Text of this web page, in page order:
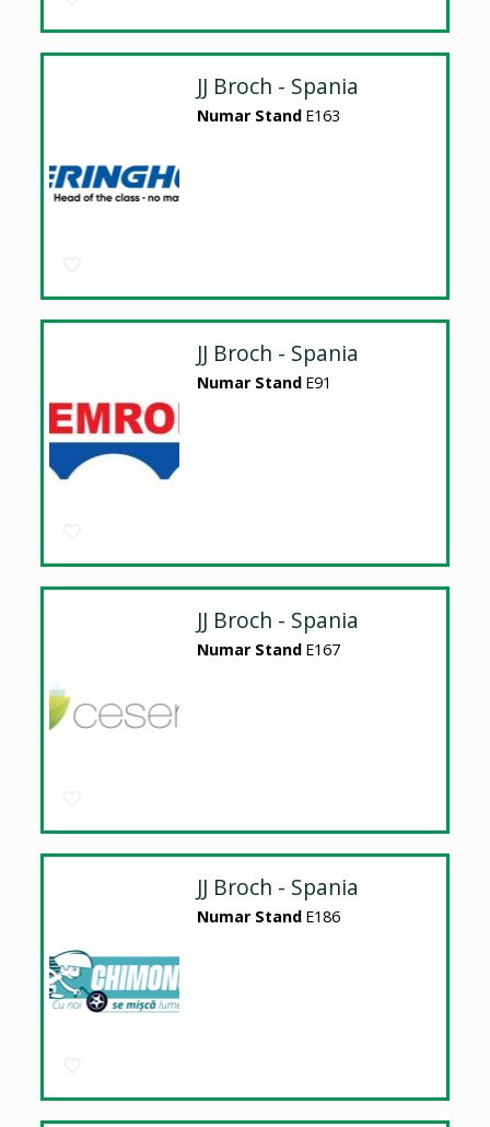
JJ Broch - Spania
Numar Stand E163
JJ Broch - Spania
Numar Stand E91
JJ Broch - Spania
Numar Stand E167
JJ Broch - Spania
Numar Stand E186